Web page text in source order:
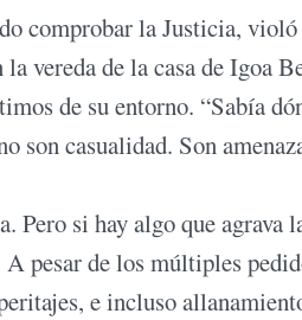
comprobar la Justicia,
la vereda de la casa de Igoa
de su entorno. “Sabía
son casualidad. Son
Pero si hay algo que agrava
pesar de los múltiples
e incluso